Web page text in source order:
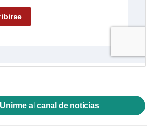
Unirme al canal de noticias